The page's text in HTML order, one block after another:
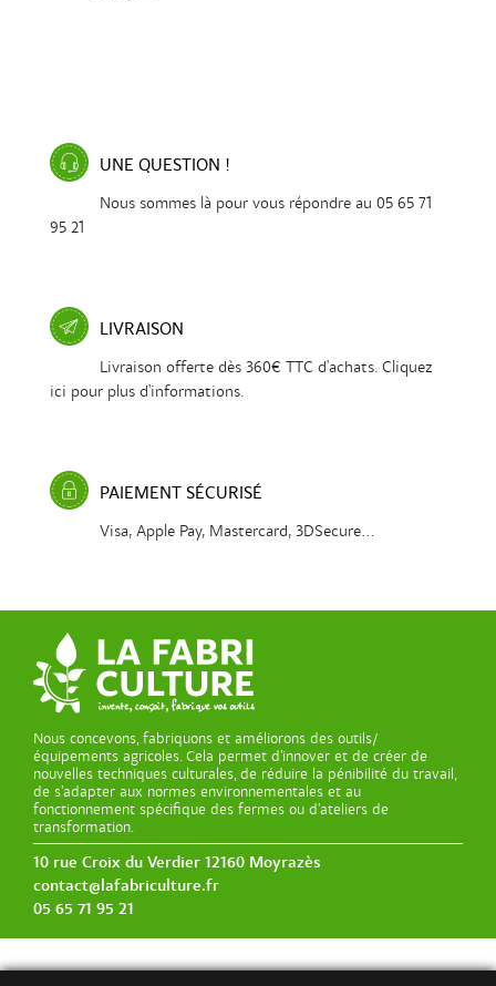
UNE QUESTION !
Nous sommes là pour vous répondre au 05 65 71
95 21
LIVRAISON
Livraison offerte dès 360€ TTC d'achats. Cliquez
ici pour plus d'informations.
PAIEMENT SÉCURISÉ
Visa, Apple Pay, Mastercard, 3DSecure...
Nous concevons, fabriquons et améliorons des outils/
équipements agricoles. Cela permet d’innover et de créer de
nouvelles techniques culturales, de réduire la pénibilité du travail,
de s’adapter aux normes environnementales et au
fonctionnement spécifique des fermes ou d’ateliers de
transformation.
10 rue Croix du Verdier 12160 Moyrazès
contact@lafabriculture.fr
05 65 71 95 21